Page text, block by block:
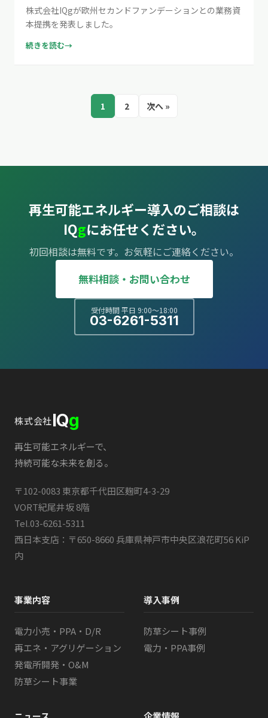
株式会社IQgが欧州セカンドファンデーションとの業務資
本提携を発表しました。
続きを読む→
1 2 次へ »
再生可能エネルギー導入のご相談は
IQgにお任せください。
初回相談は無料です。お気軽にご連絡ください。
無料相談・お問い合わせ
受付時間 平日 9:00〜18:00
03-6261-5311
株式会社IQg
再生可能エネルギーで、
持続可能な未来を創る。
〒102-0083 東京都千代田区麹町4-3-29
VORT紀尾井坂 8階
Tel.03-6261-5311
西日本支店：〒650-8660 兵庫県神戸市中央区浪花町56 KiP
内
事業内容
電力小売・PPA・D/R
再エネ・アグリゲーション
発電所開発・O&M
防草シート事業
導入事例
防草シート事例
電力・PPA事例